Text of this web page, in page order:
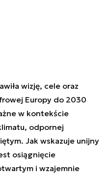
wizję, cele oraz
Europy do 2030
w kontekście
odpornej
Jak wskazuje unijny
osiągnięcie
i wzajemnie